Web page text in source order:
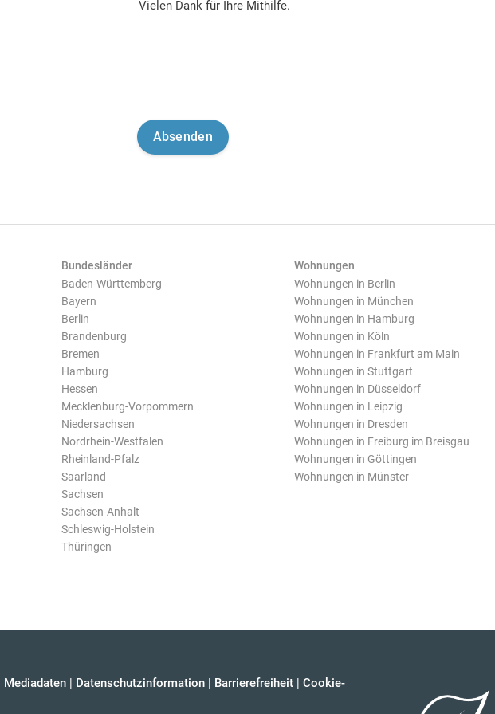
Vielen Dank für Ihre Mithilfe.
Bundesländer
Baden-Württemberg
Bayern
Berlin
Brandenburg
Bremen
Hamburg
Hessen
Mecklenburg-Vorpommern
Niedersachsen
Nordrhein-Westfalen
Rheinland-Pfalz
Saarland
Sachsen
Sachsen-Anhalt
Schleswig-Holstein
Thüringen
Wohnungen
Wohnungen in Berlin
Wohnungen in München
Wohnungen in Hamburg
Wohnungen in Köln
Wohnungen in Frankfurt am Main
Wohnungen in Stuttgart
Wohnungen in Düsseldorf
Wohnungen in Leipzig
Wohnungen in Dresden
Wohnungen in Freiburg im Breisgau
Wohnungen in Göttingen
Wohnungen in Münster
Mediadaten | Datenschutzinformation | Barrierefreiheit | Cookie-